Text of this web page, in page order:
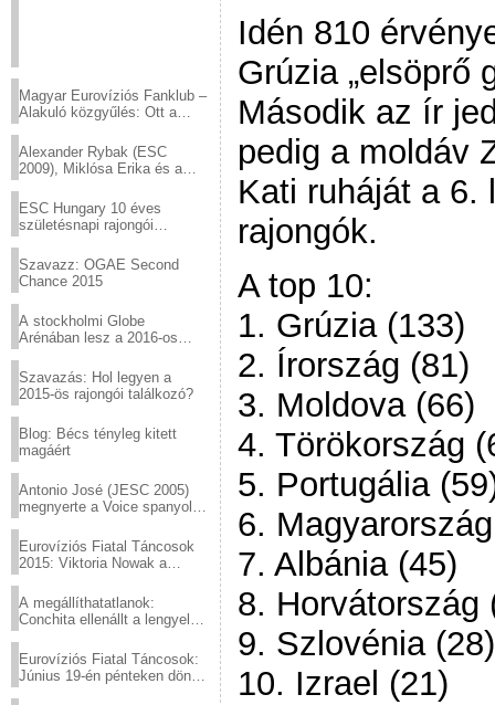
Magyar Eurovíziós Fanklub –
Alakuló közgyűlés: Ott a
Alexander Rybak (ESC
2009), Miklósa Erika és a
sztárjai a Margitszigeten
ESC Hungary 10 éves
születésnapi rajongói
Szavazz: OGAE Second
Chance 2015
A stockholmi Globe
Arénában lesz a 2016-os
Szavazás: Hol legyen a
2015-ös rajongói találkozó?
Blog: Bécs tényleg kitett
magáért
Antonio José (JESC 2005)
megnyerte a Voice spanyol
Eurovíziós Fiatal Táncosok
2015: Viktoria Nowak a
A megállíthatatlanok:
Conchita ellenállt a lengyel
Eurovíziós Fiatal Táncosok:
Június 19-én pénteken döntő
Idén 810
Grúzia „elsöprő
Második az ír
pedig a moldáv
Kati ruháját a 6.
rajongók.
A top 10:
1. Grúzia (133)
2. Írország (81)
3. Moldova (66)
4. Törökország
5. Portugália
6.
7. Albánia (45)
8. Horvátország
9. Szlovénia (28)
10. Izrael (21)